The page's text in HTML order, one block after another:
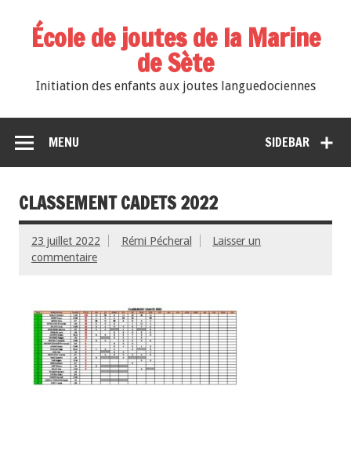
École de joutes de la Marine
de Sète
Initiation des enfants aux joutes languedociennes
SIDEBAR
MENU
CLASSEMENT CADETS 2022
23 juillet 2022 Rémi Pécheral
Laisser un
commentaire